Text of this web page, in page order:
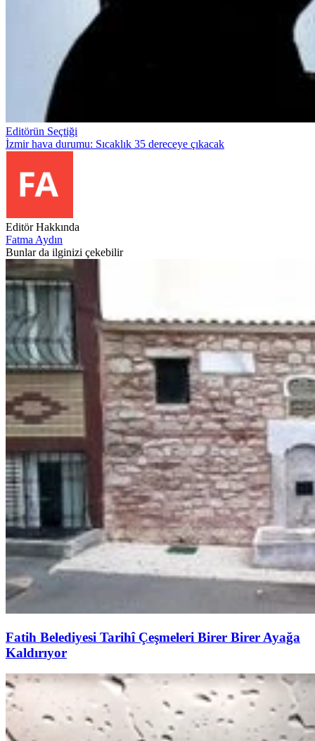
Editörün Seçtiği
İzmir hava durumu: Sıcaklık 35 dereceye çıkacak
Editör Hakkında
Fatma Aydın
Bunlar da ilginizi çekebilir
Fatih Belediyesi Tarihî Çeşmeleri Birer Birer Ayağa
Kaldırıyor